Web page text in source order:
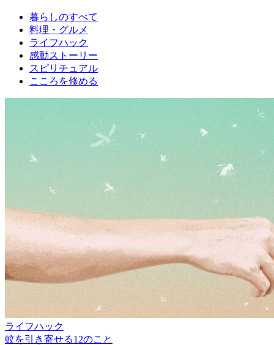
暮らしのすべて
料理・グルメ
ライフハック
感動ストーリー
スピリチュアル
こころを修める
ライフハック
蚊を引き寄せる12のこと